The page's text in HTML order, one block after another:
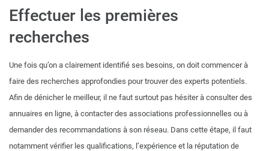
Effectuer les premières
recherches
Une fois qu’on a clairement identifié ses besoins, on doit commencer à
faire des recherches approfondies pour trouver des experts potentiels.
Afin de dénicher le meilleur, il ne faut surtout pas hésiter à consulter des
annuaires en ligne, à contacter des associations professionnelles ou à
demander des recommandations à son réseau. Dans cette étape, il faut
notamment vérifier les qualifications, l’expérience et la réputation de